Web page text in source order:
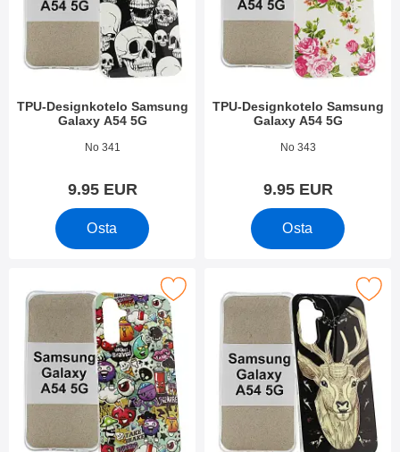
TPU-Designkotelo Samsung
Galaxy A54 5G
Tuote.nro 47970
No 341
9.95 EUR
Osta
TPU-Designkotelo Samsung
Galaxy A54 5G
Tuote.nro 47969
No 343
9.95 EUR
Osta
tPU-Designkotelo Samsung Galaxy A54 5G suosikiksi
Merkitse tPU-Designkotelo